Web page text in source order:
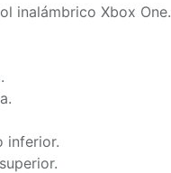
inalámbrico Xbox One.
inferior.